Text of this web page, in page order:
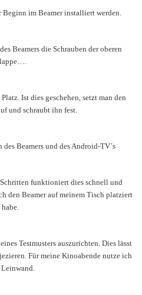
im Beamer installiert werden.
Beamers die Schrauben der oberen
Ist dies geschehen, setzt man den
und schraubt ihn fest.
Beamers und des Android-TV´s
funktioniert dies schnell und
den Beamer auf meinem Tisch platziert
habe.
Testmusters auszurichten. Dies lässt
Für meine Kinoabende nutze ich